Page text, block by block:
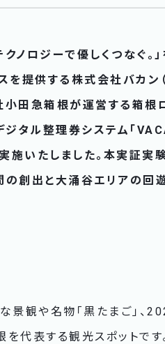
ノロジーで優しくつなぐ。
を提供する株式会社バカン
小田急箱根が運営する箱
ジタル整理券システム「
施いたしました。本実証実
創出と大涌谷エリアの回
景観や名物「黒たまご」、
を代表する観光スポットで